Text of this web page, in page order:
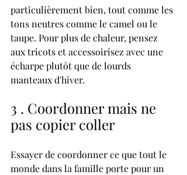
particulièrement bien, tout comme les
tons neutres comme le camel ou le
taupe. Pour plus de chaleur, pensez
aux tricots et accessoirisez avec une
écharpe plutôt que de lourds
manteaux d'hiver.
3 . Coordonner mais ne
pas copier coller
Essayer de coordonner ce que tout le
monde dans la famille porte pour un